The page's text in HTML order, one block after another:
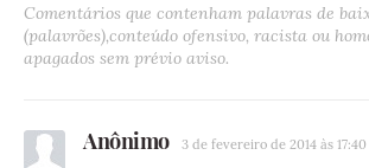
Comentários que contenham palavras de
(palavrões),conteúdo ofensivo, racista ou
apagados sem prévio aviso.
Anônimo 3 de fevereiro de 2014 às 17:40